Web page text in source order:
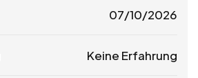
07/10/2026
Keine Erfahrung